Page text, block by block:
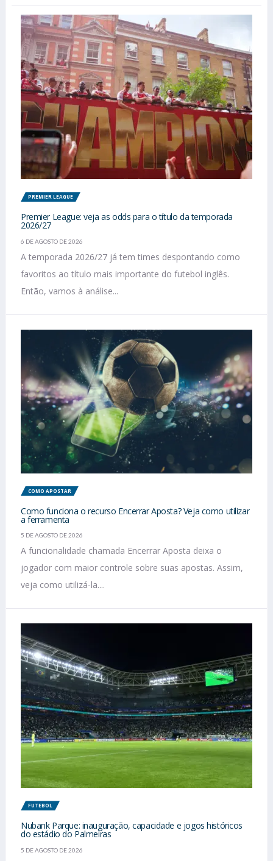
PREMIER LEAGUE
Premier League: veja as odds para o título da temporada
2026/27
6 DE AGOSTO DE 2026
A temporada 2026/27 já tem times despontando como
favoritos ao título mais importante do futebol inglês.
Então, vamos à análise...
COMO APOSTAR
Como funciona o recurso Encerrar Aposta? Veja como utilizar
a ferramenta
5 DE AGOSTO DE 2026
A funcionalidade chamada Encerrar Aposta deixa o
jogador com maior controle sobre suas apostas. Assim,
veja como utilizá-la....
FUTEBOL
Nubank Parque: inauguração, capacidade e jogos históricos
do estádio do Palmeiras
5 DE AGOSTO DE 2026